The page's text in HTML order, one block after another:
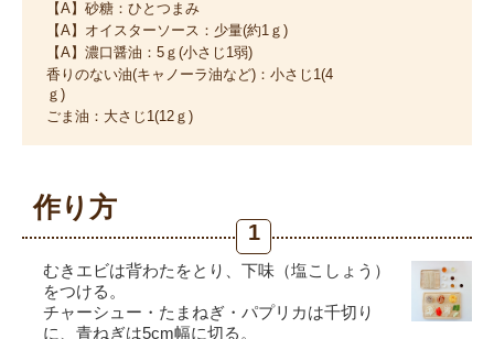
【A】砂糖：ひとつまみ
【A】オイスターソース：少量(約1ｇ)
【A】濃口醤油：5ｇ(小さじ1弱)
香りのない油(キャノーラ油など)：小さじ1(4
ｇ)
ごま油：大さじ1(12ｇ)
作り方
1
むきエビは背わたをとり、下味（塩こしょう）
をつける。
チャーシュー・たまねぎ・パプリカは千切り
に、青ねぎは5cm幅に切る。